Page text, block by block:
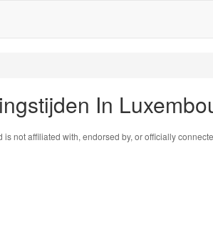
In
not affiliated with, endorsed by, or officially